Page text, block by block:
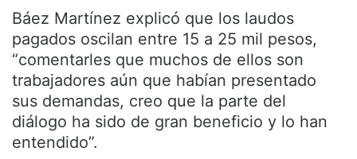
Báez Martínez explicó que los laudos
pagados oscilan entre 15 a 25 mil pesos,
“comentarles que muchos de ellos son
trabajadores aún que habían presentado
sus demandas, creo que la parte del
diálogo ha sido de gran beneficio y lo han
entendido”.